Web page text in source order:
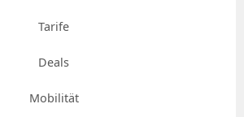
Tarife
Deals
Mobilität